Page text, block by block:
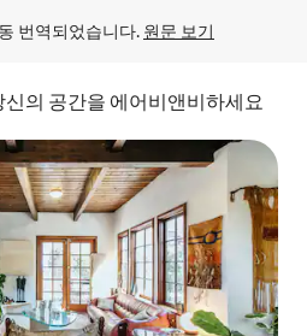
번역되었습니다. 원문 보기
신의 공간을 에어비앤비하세요